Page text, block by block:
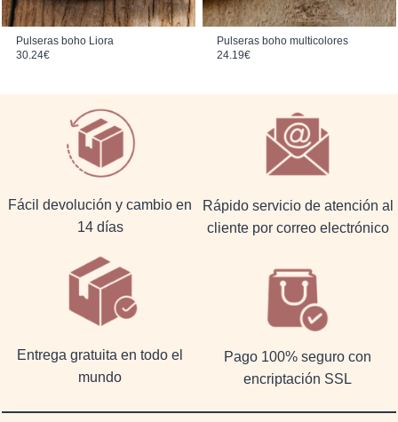
Pulseras boho Liora
30.24€
Pulseras boho multicolores
24.19€
Fácil devolución y cambio en
14 días
Rápido servicio de atención al
cliente por correo electrónico
Entrega gratuita en todo el
mundo
Pago 100% seguro con
encriptación SSL